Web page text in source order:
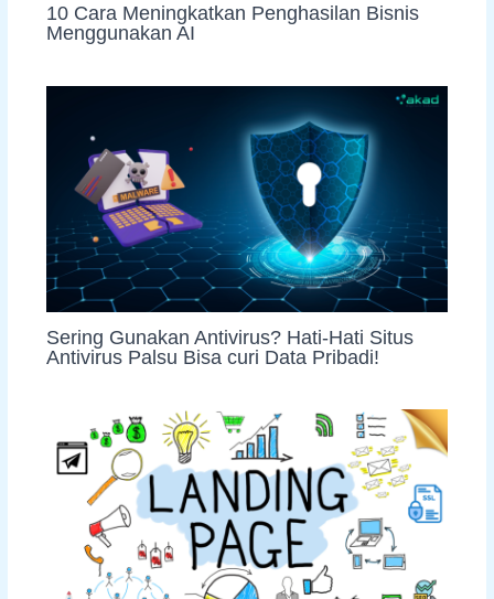
10 Cara Meningkatkan Penghasilan Bisnis
Menggunakan AI
Sering Gunakan Antivirus? Hati-Hati Situs
Antivirus Palsu Bisa curi Data Pribadi!